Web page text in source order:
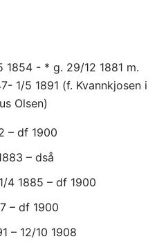
1854 - * g. 29/12 1881 m.
1/5 1891 (f. Kvannkjosen i
Olsen)
– df 1900
– dså
4 1885 – df 1900
– df 1900
– 12/10 1908